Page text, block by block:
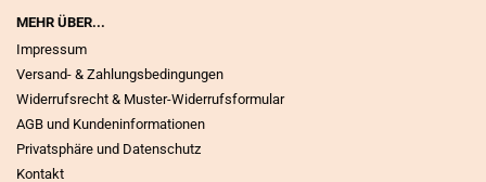
MEHR ÜBER...
Impressum
Versand- & Zahlungsbedingungen
Widerrufsrecht & Muster-Widerrufsformular
AGB und Kundeninformationen
Privatsphäre und Datenschutz
Kontakt